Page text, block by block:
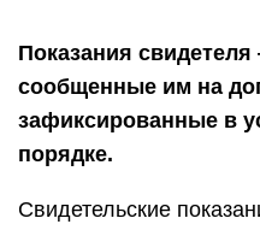
Показания
сообщенные им на
зафиксированные в
порядке.
Свидетельские